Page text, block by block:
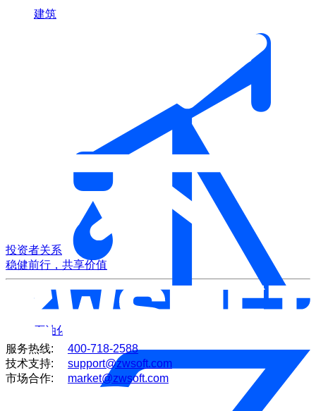
建筑
石油化工
投资者关系
稳健前行，共享价值
服务热线:
400-718-2588
技术支持:
support@zwsoft.com
市场合作:
market@zwsoft.com